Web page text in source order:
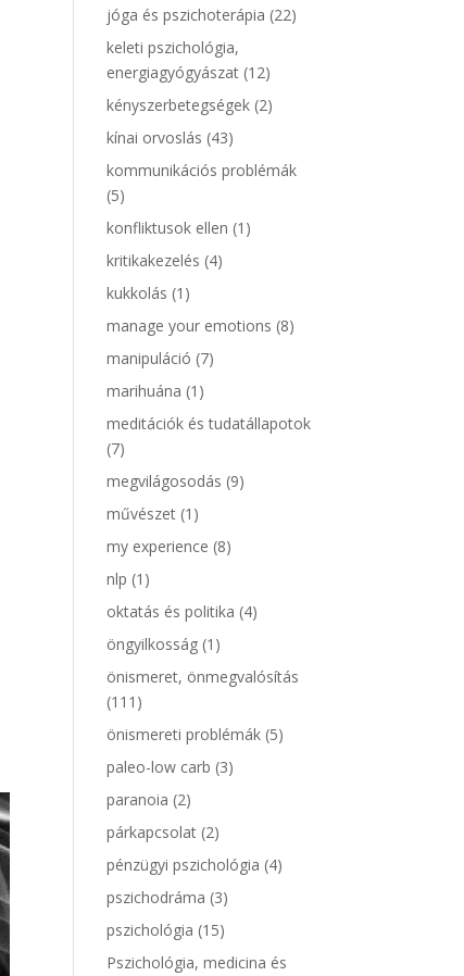
jóga és pszichoterápia (22)
keleti pszichológia,
energiagyógyászat (12)
kényszerbetegségek (2)
kínai orvoslás (43)
kommunikációs problémák
(5)
konfliktusok ellen (1)
kritikakezelés (4)
kukkolás (1)
manage your emotions (8)
manipuláció (7)
marihuána (1)
meditációk és tudatállapotok
(7)
megvilágosodás (9)
művészet (1)
my experience (8)
nlp (1)
oktatás és politika (4)
öngyilkosság (1)
önismeret, önmegvalósítás
(111)
önismereti problémák (5)
paleo-low carb (3)
paranoia (2)
párkapcsolat (2)
pénzügyi pszichológia (4)
pszichodráma (3)
pszichológia (15)
Pszichológia, medicina és